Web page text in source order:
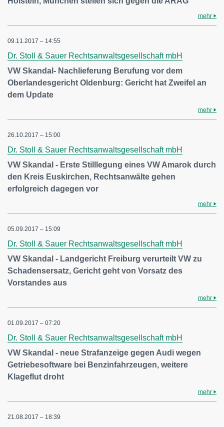
mehr
09.11.2017 – 14:55
Dr. Stoll & Sauer Rechtsanwaltsgesellschaft mbH
VW Skandal- Nachlieferung Berufung vor dem
Oberlandesgericht Oldenburg: Gericht hat Zweifel an
dem Update
mehr
26.10.2017 – 15:00
Dr. Stoll & Sauer Rechtsanwaltsgesellschaft mbH
VW Skandal - Erste Stilllegung eines VW Amarok durch
den Kreis Euskirchen, Rechtsanwälte gehen
erfolgreich dagegen vor
mehr
05.09.2017 – 15:09
Dr. Stoll & Sauer Rechtsanwaltsgesellschaft mbH
VW Skandal - Landgericht Freiburg verurteilt VW zu
Schadensersatz, Gericht geht von Vorsatz des
Vorstandes aus
mehr
01.09.2017 – 07:20
Dr. Stoll & Sauer Rechtsanwaltsgesellschaft mbH
VW Skandal - neue Strafanzeige gegen Audi wegen
Getriebesoftware bei Benzinfahrzeugen, weitere
Klageflut droht
mehr
21.08.2017 – 18:39